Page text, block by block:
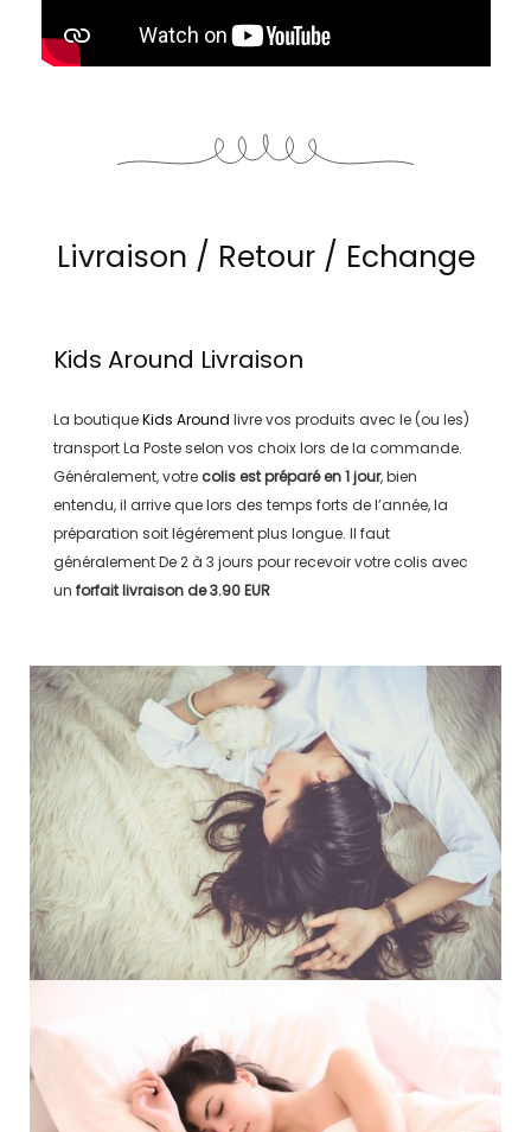
Livraison / Retour / Echange
Kids Around Livraison
La boutiqueKids Around livre vos produits avec le (ou les)
transportLa Posteselon vos choix lors de la commande.
Généralement, votre colis est préparé en1 jour, bien
entendu, il arrive que lors des temps forts de l’année, la
préparation soit légérement plus longue. Il faut
généralementDe 2 à 3 jours pour recevoir votre colis avec
un forfait livraison de3.90 EUR